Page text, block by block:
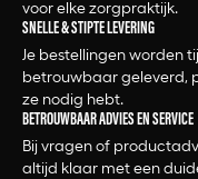
voor elke zorgpraktijk.
SNELLE & STIPTE LEVERING
Je bestellingen worden
betrouwbaar geleverd,
ze nodig hebt.
BETROUWBAAR ADVIES EN SERVICE
Bij vragen of
altijd klaar met een